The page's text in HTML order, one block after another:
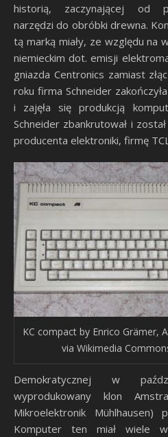
historią, zaczynającej od
narzędzi do obróbki drewna.
tą marką miały, ze względu na
niemieckim dot. emisji
gniazda Centronics zamiast
roku firma Schneider
i zajęła się produkcją
Schneider zbankrutował i
producenta elektroniki, firmę
KC compact by Enrico Grämer,
via Wikimedia
Demokratycznej w
wyprodukowany klon
Mikroelektronik Mühlhausen)
Komputer ten miał wiele